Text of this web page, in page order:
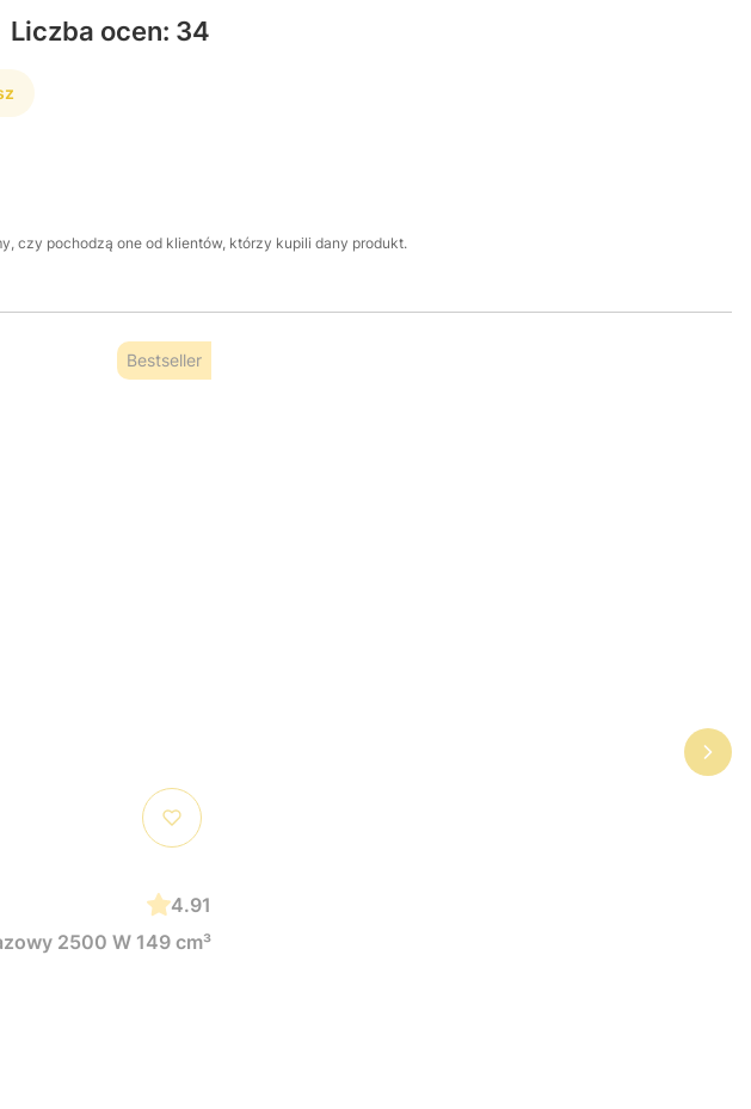
Liczba ocen: 34
czy pochodzą one od klientów, którzy kupili dany produkt.
Bestseller
4.91
2500 W 149 cm³